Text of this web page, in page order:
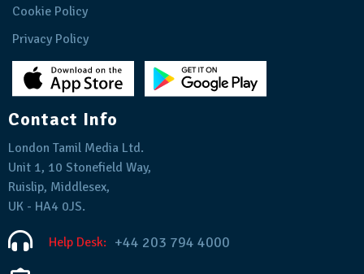
Cookie Policy
Privacy Policy
Contact Info
London Tamil Media Ltd.
Unit 1, 10 Stonefield Way,
Ruislip, Middlesex,
UK - HA4 0JS.
Help Desk: +44 203 794 4000